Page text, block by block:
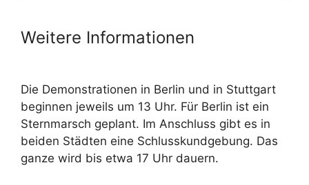
Weitere Informationen
Die Demonstrationen in Berlin und in Stuttgart
beginnen jeweils um 13 Uhr. Für Berlin ist ein
Sternmarsch geplant. Im Anschluss gibt es in
beiden Städten eine Schlusskundgebung. Das
ganze wird bis etwa 17 Uhr dauern.